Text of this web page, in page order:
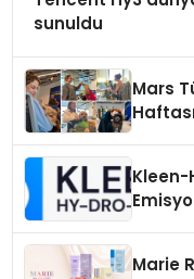
sunuldu
Mars
Kleen-
Marie